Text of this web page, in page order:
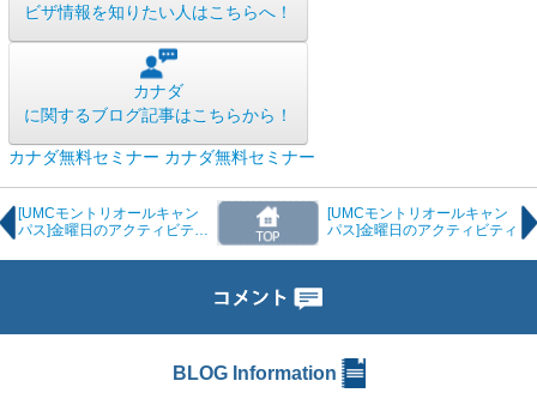
ビザ情報を知りたい人はこちらへ！
カナダ
に関するブログ記事はこちらから！
カナダ無料セミナー カナダ無料セミナー
[UMCモントリオールキャン
パス]金曜日のアクティビティ
[UMCモントリオールキャン
パス]金曜日のアクティビティ
BLOG Information